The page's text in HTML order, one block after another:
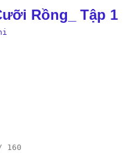
Rồng_ Tập 1
160